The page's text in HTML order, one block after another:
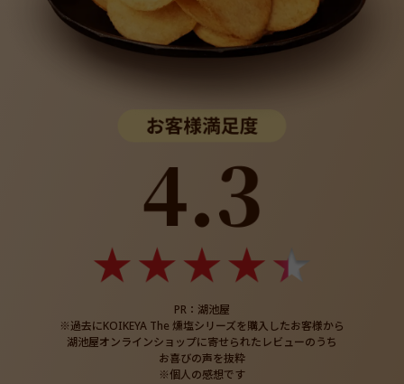
PR：湖池屋
※過去にKOIKEYA The 燻塩シリーズを購入したお客様から
湖池屋オンラインショップに寄せられたレビューのうち
お喜びの声を抜粋
※個人の感想です